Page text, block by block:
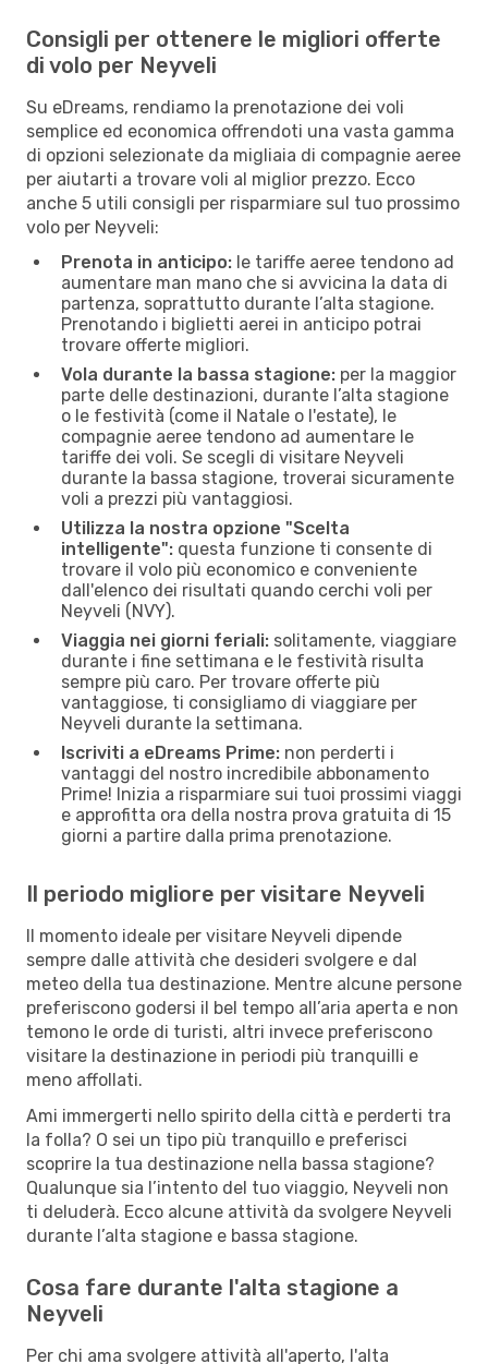
Consigli per ottenere le migliori offerte
di volo per Neyveli
Su eDreams, rendiamo la prenotazione dei voli
semplice ed economica offrendoti una vasta gamma
di opzioni selezionate da migliaia di compagnie aeree
per aiutarti a trovare voli al miglior prezzo. Ecco
anche 5 utili consigli per risparmiare sul tuo prossimo
volo per Neyveli:
Prenota in anticipo: le tariffe aeree tendono ad
aumentare man mano che si avvicina la data di
partenza, soprattutto durante l’alta stagione.
Prenotando i biglietti aerei in anticipo potrai
trovare offerte migliori.
Vola durante la bassa stagione: per la maggior
parte delle destinazioni, durante l’alta stagione
o le festività (come il Natale o l'estate), le
compagnie aeree tendono ad aumentare le
tariffe dei voli. Se scegli di visitare Neyveli
durante la bassa stagione, troverai sicuramente
voli a prezzi più vantaggiosi.
Utilizza la nostra opzione "Scelta
intelligente": questa funzione ti consente di
trovare il volo più economico e conveniente
dall'elenco dei risultati quando cerchi voli per
Neyveli (NVY).
Viaggia nei giorni feriali: solitamente, viaggiare
durante i fine settimana e le festività risulta
sempre più caro. Per trovare offerte più
vantaggiose, ti consigliamo di viaggiare per
Neyveli durante la settimana.
Iscriviti a eDreams Prime: non perderti i
vantaggi del nostro incredibile abbonamento
Prime! Inizia a risparmiare sui tuoi prossimi viaggi
e approfitta ora della nostra prova gratuita di 15
giorni a partire dalla prima prenotazione.
Il periodo migliore per visitare Neyveli
Il momento ideale per visitare Neyveli dipende
sempre dalle attività che desideri svolgere e dal
meteo della tua destinazione. Mentre alcune persone
preferiscono godersi il bel tempo all’aria aperta e non
temono le orde di turisti, altri invece preferiscono
visitare la destinazione in periodi più tranquilli e
meno affollati.
Ami immergerti nello spirito della città e perderti tra
la folla? O sei un tipo più tranquillo e preferisci
scoprire la tua destinazione nella bassa stagione?
Qualunque sia l’intento del tuo viaggio, Neyveli non
ti deluderà. Ecco alcune attività da svolgere Neyveli
durante l’alta stagione e bassa stagione.
Cosa fare durante l'alta stagione a
Neyveli
Per chi ama svolgere attività all'aperto, l'alta